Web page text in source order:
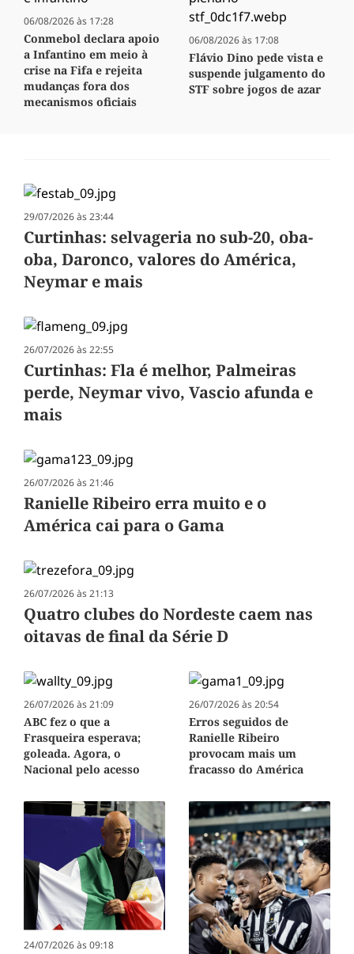
06/08/2026 às 17:28
Conmebol declara apoio
a Infantino em meio à
crise na Fifa e rejeita
mudanças fora dos
mecanismos oficiais
06/08/2026 às 17:08
Flávio Dino pede vista e
suspende julgamento do
STF sobre jogos de azar
29/07/2026 às 23:44
Curtinhas: selvageria no sub-20, oba-
oba, Daronco, valores do América,
Neymar e mais
26/07/2026 às 22:55
Curtinhas: Fla é melhor, Palmeiras
perde, Neymar vivo, Vascio afunda e
mais
26/07/2026 às 21:46
Ranielle Ribeiro erra muito e o
América cai para o Gama
26/07/2026 às 21:13
Quatro clubes do Nordeste caem nas
oitavas de final da Série D
26/07/2026 às 21:09
ABC fez o que a
Frasqueira esperava;
goleada. Agora, o
Nacional pelo acesso
26/07/2026 às 20:54
Erros seguidos de
Ranielle Ribeiro
provocam mais um
fracasso do América
24/07/2026 às 09:18